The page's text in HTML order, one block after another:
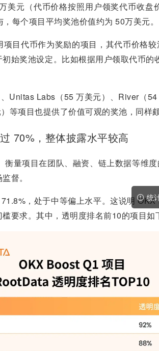
美元（代币价格按照用户领奖代币收盘
每个项目平均奖池价值约为 50万美元。
目代币作为奖励的项目，其代币价格
始奖池设定。 比如根据用户领取代币
Unitas Labs（55 万美元）、River（
等项目也提供了价值可观的奖池，同样颇
70%，整体披露水平较高
量项目在团队、融资、链上数据等维
督。
，处于中等偏上水平。这说明
要求。其中，透明度排名前10的项目如